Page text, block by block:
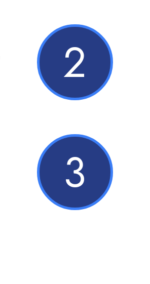
2
3